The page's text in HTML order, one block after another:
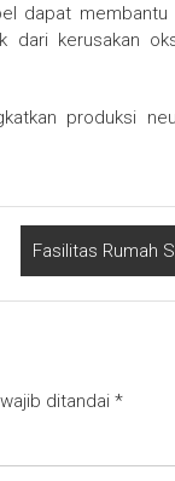
dapat
kerusakan
produksi
Fasilitas Rumah
ditandai *